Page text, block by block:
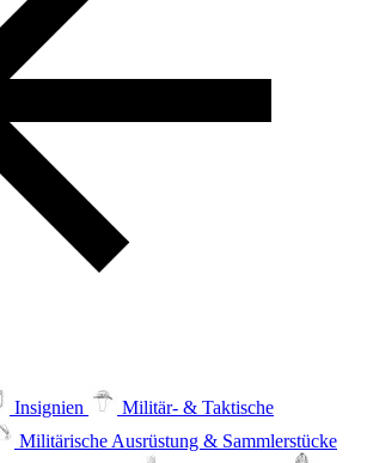
Insignien
Militär- & Taktische
Militärische Ausrüstung & Sammlerstücke